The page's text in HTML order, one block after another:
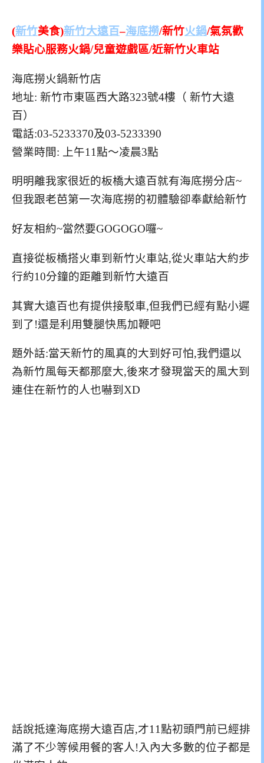
(新竹美食)新竹大遠百–海底撈/新竹火鍋/氣氛歡
樂貼心服務火鍋/兒童遊戲區/近新竹火車站
海底撈火鍋新竹店
地址: 新竹市東區西大路323號4樓（ 新竹大遠
百）
電話:03-5233370及03-5233390
營業時間: 上午11點～凌晨3點
明明離我家很近的板橋大遠百就有海底撈分店~
但我跟老芭第一次海底撈的初體驗卻奉獻給新竹
好友相約~當然要GOGOGO囉~
直接從板橋搭火車到新竹火車站,從火車站大約步
行約10分鐘的距離到新竹大遠百
其實大遠百也有提供接駁車,但我們已經有點小遲
到了!還是利用雙腿快馬加鞭吧
題外話:當天新竹的風真的大到好可怕,我們還以
為新竹風每天都那麼大,後來才發現當天的風大到
連住在新竹的人也嚇到XD
話說抵達海底撈大遠百店,才11點初頭門前已經排
滿了不少等候用餐的客人!入內大多數的位子都是